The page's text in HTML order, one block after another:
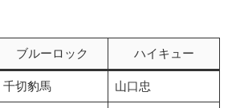
ブルーロック ハイキュー
千切豹馬 山口忠